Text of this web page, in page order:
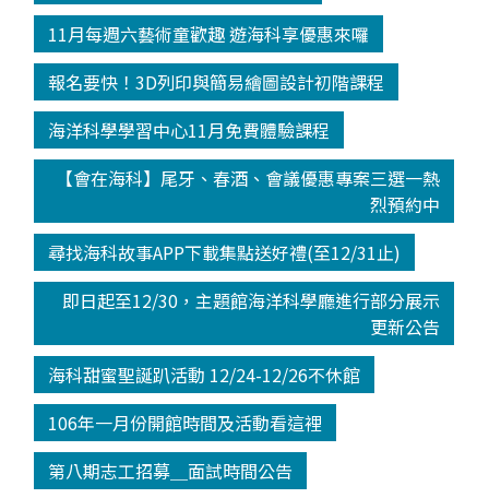
11月每週六藝術童歡趣 遊海科享優惠來囉
報名要快！3D列印與簡易繪圖設計初階課程
海洋科學學習中心11月免費體驗課程
【會在海科】尾牙、春酒、會議優惠專案三選一熱
烈預約中
尋找海科故事APP下載集點送好禮(至12/31止)
即日起至12/30，主題館海洋科學廳進行部分展示
更新公告
海科甜蜜聖誕趴活動 12/24-12/26不休館
106年一月份開館時間及活動看這裡
第八期志工招募＿面試時間公告